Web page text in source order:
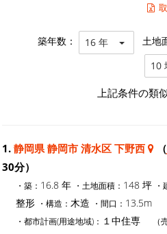
築年数： 16 年 土地
10
上記条件の類
1. 静岡県 静岡市 清水区 下野西 （
30分）
・築： 16.8 年 ・土地面積： 148 坪 ・
整形 ・構造： 木造 ・間口： 13.5m
・都市計画(用途地域)： １中住専 （